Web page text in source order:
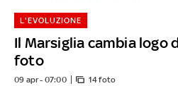
Il Marsiglia cambia logo
foto
L'EVOLUZIONE
09 apr - 07:00 14 foto